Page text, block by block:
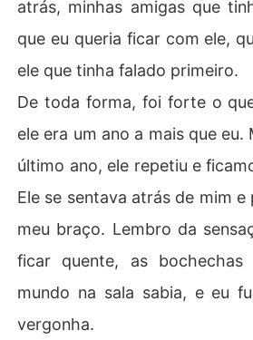
atrás, minhas amigas que
que eu queria ficar com ele,
ele que tinha falado primeiro.
De toda forma, foi forte o
ele era um ano a mais que eu.
último ano, ele repetiu e
Ele se sentava atrás de mim e
meu braço. Lembro da
ficar quente, as bochechas
mundo na sala sabia, e eu
vergonha.